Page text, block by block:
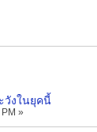
วังในยุคนี้
»